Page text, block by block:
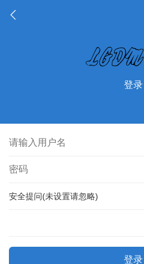
登录
安全提问(未设置请忽略)
登录